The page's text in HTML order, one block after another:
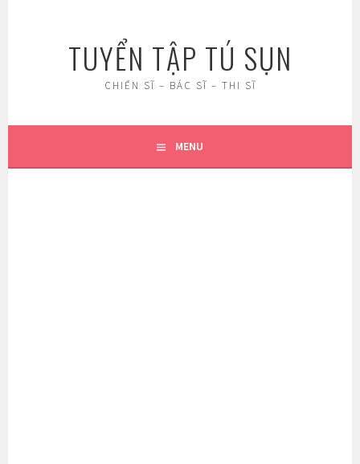
TUYỂN TẬP TÚ SỤN
CHIẾN SĨ – BÁC SĨ – THI SĨ
MENU